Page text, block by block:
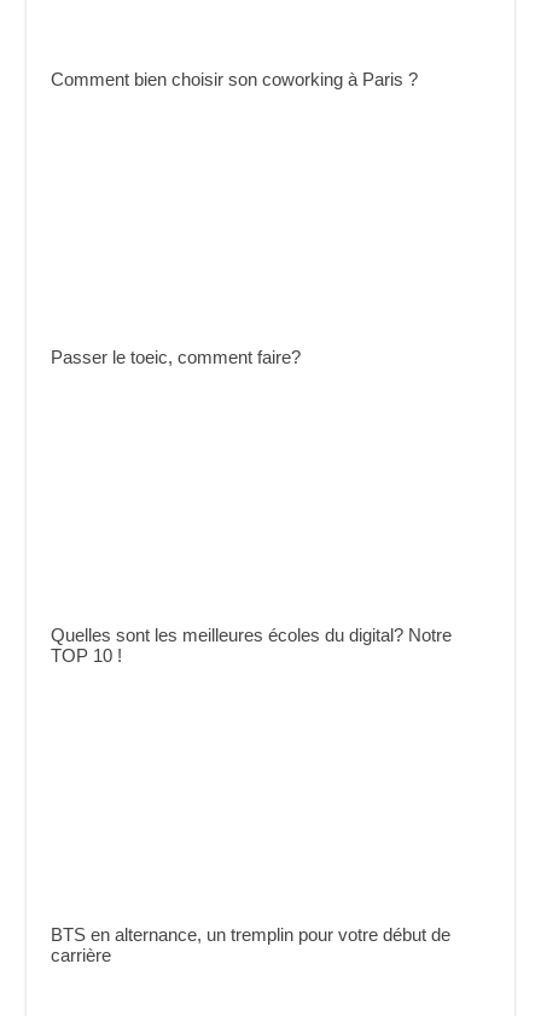
Comment bien choisir son coworking à Paris ?
Passer le toeic, comment faire?
Quelles sont les meilleures écoles du digital? Notre
TOP 10 !
BTS en alternance, un tremplin pour votre début de
carrière